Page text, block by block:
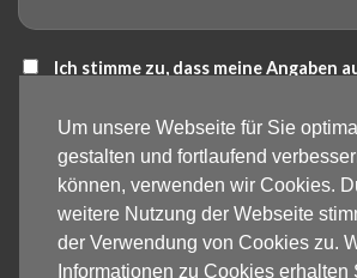
Um unsere Webseite für Sie
gestalten und fortlaufend
können, verwenden wir Cookies.
weitere Nutzung der Webseite
der Verwendung von Cookies zu.
Informationen zu Cookies erhalten
Ich stimme zu, dass meine Angaben
erhoben und verarbeitet werden. Die
abgeschlossener Bearbeitung der
Hinweis: Die Einwilligung kann jederzeit
per E-Mail an info@bartos-galabau.de
Detaillierte Informationen zum Umgang